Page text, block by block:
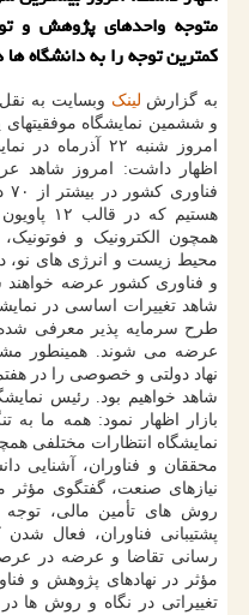
متوجه واحدهای پژوهش و
کمترین توجه را به دانشگاه ها
به گزارش لینک وبسایت به
و ششمین نمایشگاه موفقیتهای
امروز شنبه ۲۲
اظهار داشت: امروز شاهد
هستیم
همچون الکترونیک و
محیط زیست و انرژی های نو،
و فناوری کشور عرضه خواهند
نهاد دولتی و خصوصی را در
شاهد خواهیم بود. رئیس
بازار اظهار نمود: همه ما به
نمایشگاه انتظارات مختلفی
محققان و فناوران، آشنایی
نیازهای صنعت، گفتگوی مؤثر
روش های تأمین مالی، توجه
پشتیبانی فناوران، فعال
رسانی تقاضا و عرضه در عرصه
مؤثر در نهادهای پژوهش و
تغییراتی در نگاه و روش ها